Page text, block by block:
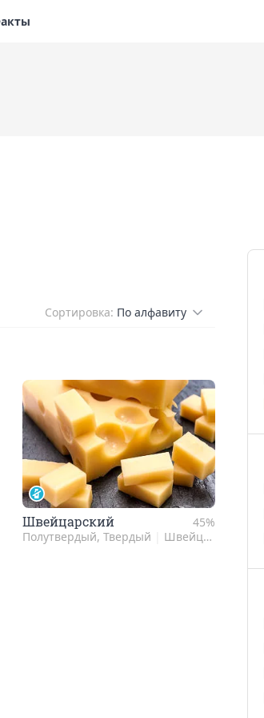
Сортировка: По алфавиту
Швей­цар­ский
45%
Полутвердый, Твердый
Швейцария